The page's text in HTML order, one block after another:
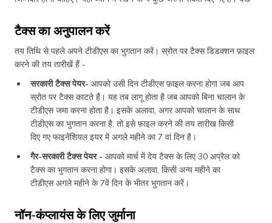
टैक्स का अनुपालन करें
तय तिथि से पहले अपने टीडीएस का भुगतान करें। स्रोत पर टैक्स डिडक्शन फ़ाइल
करने की तय तारीखें हैं -
सरकारी टैक्स पेयर- आपको उसी दिन टीडीएस फ़ाइल करना होगा जब आप
स्रोत पर टैक्स काटते हैं। यह तब लागू होता है जब आपको बिना चालान के
टीडीएस जमा करना होता है। इसके अलावा, अगर आपको चालान के साथ
टीडीएस का भुगतान करना है, तो इसे फ़ाइल करने की तय तारीख किसी
दिए गए फाइनेंशियल इयर में अगले महीने का 7 वां दिन है।
गैर-सरकारी टैक्स पेयर - आपको मार्च में देय टैक्स के लिए 30 अप्रैल को
टैक्स का भुगतान करना होगा। इसके अलावा, किसी अन्य महीने का
टीडीएस अगले महीने के 7वें दिन के भीतर भुगतान करें।
नॉन-कंप्लायंस के लिए जुर्माना